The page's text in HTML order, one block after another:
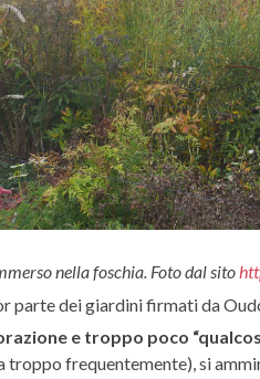
nella foschia. Foto dal sito
parte dei giardini firmati da
e troppo poco
frequentemente), si